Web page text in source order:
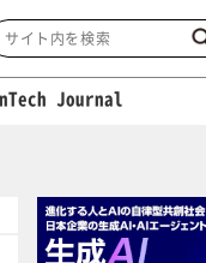
Journal